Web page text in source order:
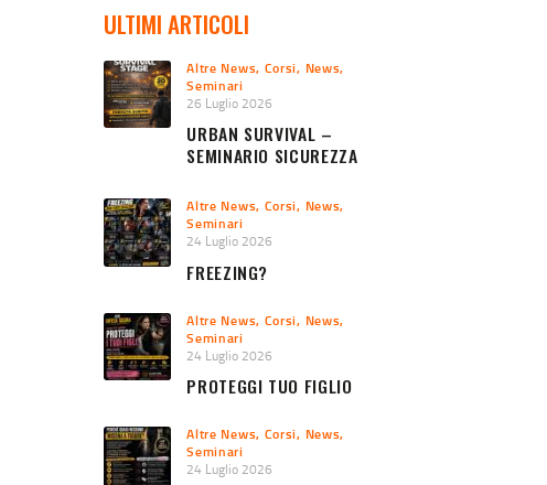
ULTIMI ARTICOLI
Altre News, Corsi, News,
Seminari
26 Luglio 2026
URBAN SURVIVAL –
SEMINARIO SICUREZZA
Altre News, Corsi, News,
Seminari
24 Luglio 2026
FREEZING?
Altre News, Corsi, News,
Seminari
24 Luglio 2026
PROTEGGI TUO FIGLIO
Altre News, Corsi, News,
Seminari
24 Luglio 2026